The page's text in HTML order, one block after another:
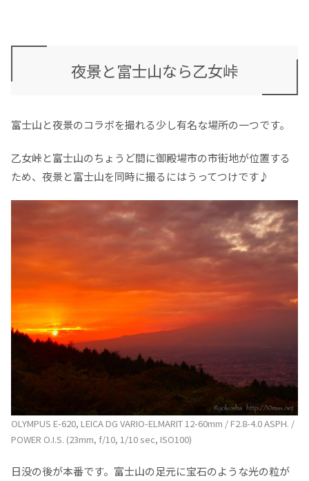
夜景と富士山なら乙女峠
富士山と夜景のコラボを撮れる少し有名な場所の一つです。
乙女峠と富士山のちょうど間に御殿場市の市街地が位置する
ため、夜景と富士山を同時に撮るにはうってつけです♪
OLYMPUS E-620, LEICA DG VARIO-ELMARIT 12-60mm / F2.8-4.0 ASPH. /
POWER O.I.S. (23mm, f/10, 1/10 sec, ISO100)
日没の後が本番です。富士山の足元に宝石のような光の粒が